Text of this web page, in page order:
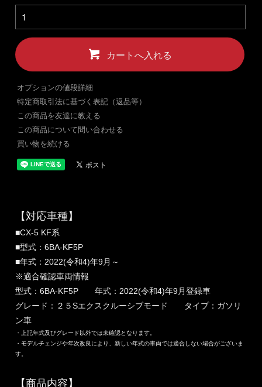
カートへ入れる
オプションの値段詳細
特定商取引法に基づく表記（返品等）
この商品を友達に教える
この商品について問い合わせる
買い物を続ける
【対応車種】
■CX-5 KF系
■型式：6BA-KF5P
■年式：2022(令和4)年9月～
※適合確認車両情報
型式：6BA-KF5P 年式：2022(令和4)年9月登録車
グレード：２５Sエクスクルーシブモード タイプ：ガソリ
ン車
・上記年式及びグレード以外では未確認となります。
・モデルチェンジや年次改良により、新しい年式の車両では適合しない場合がございま
す。
【商品内容】